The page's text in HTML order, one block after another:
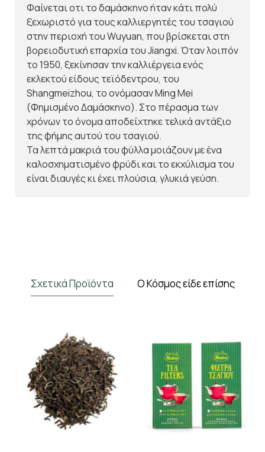
Φαίνεται οτι το δαμάσκηνο ήταν κάτι πολύ
ξεχωριστό για τους καλλιεργητές του τσαγιού
στην περιοχή του Wuyuan, που βρίσκεται στη
βορειοδυτική επαρχία του Jiangxi. Όταν λοιπόν
το 1950, ξεκίνησαν την καλλιέργεια ενός
εκλεκτού είδους τεϊόδεντρου, του
Shangmeizhou, το ονόμασαν Ming Mei
(Φημισμένο Δαμάσκηνο). Στο πέρασμα των
χρόνων το όνομα αποδείχτηκε τελικά αντάξιο
της φήμης αυτού του τσαγιού.
Τα λεπτά μακριά του φύλλα μοιάζουν με ένα
καλοσχηματισμένο φρύδι και το εκχύλισμα του
είναι διαυγές κι έχει πλούσια, γλυκιά γεύση.
Σχετικά Προϊόντα Ο Κόσμος είδε επίσης